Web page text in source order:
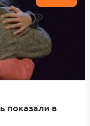
показали в